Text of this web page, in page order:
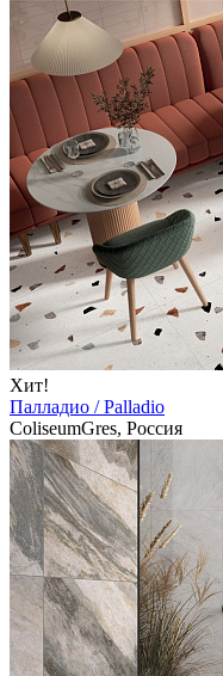
Хит!
Палладио / Palladio
ColiseumGres, Россия